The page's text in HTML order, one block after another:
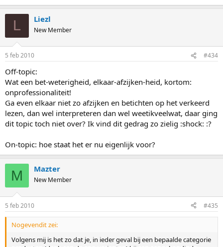
L Liezl
New Member
5 feb 2010 #434
Off-topic:
Wat een bet-weterigheid, elkaar-afzijken-heid, kortom:
onprofessionaliteit!
Ga even elkaar niet zo afzijken en betichten op het verkeerd
lezen, dan wel interpreteren dan wel weetikveelwat, daar ging
dit topic toch niet over? Ik vind dit gedrag zo zielig :shock: :?
On-topic: hoe staat het er nu eigenlijk voor?
M Mazter
New Member
5 feb 2010 #435
Nogevendit zei:
Volgens mij is het zo dat je, in ieder geval bij een bepaalde categorie